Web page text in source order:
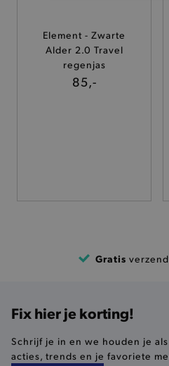
Element - Zwarte
Alder 2.0 Travel
regenjas
85,-
Gratis
Fix hier je korting!
Schrijf je in en we houden je
acties, trends en je favoriete
ANALYTISCHE
TARGETING
buikjes algemene
niet jouw identiteit.
product-added-modal